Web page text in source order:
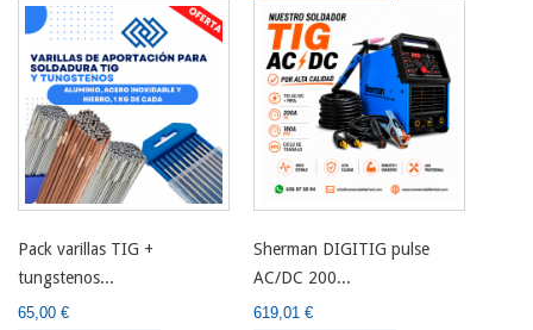
Pack varillas TIG +
tungstenos...
65,00 €
Sherman DIGITIG pulse
AC/DC 200...
619,01 €